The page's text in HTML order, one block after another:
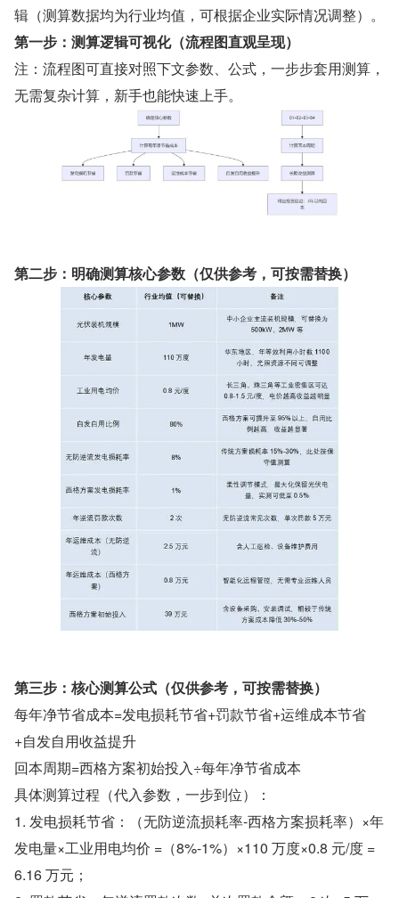
辑（测算数据均为行业均值，可根据企业实际情况调整）。
第一步：测算逻辑可视化（流程图直观呈现）
注：流程图可直接对照下文参数、公式，一步步套用测算，
无需复杂计算，新手也能快速上手。
第二步：明确测算核心参数（仅供参考，可按需替换）
第三步：核心测算公式（仅供参考，可按需替换）
每年净节省成本=发电损耗节省+罚款节省+运维成本节省
+自发自用收益提升
回本周期=西格方案初始投入÷每年净节省成本
具体测算过程（代入参数，一步到位）：
1. 发电损耗节省：（无防逆流损耗率-西格方案损耗率）×年
发电量×工业用电均价 =（8%-1%）×110 万度×0.8 元/度 =
6.16 万元；